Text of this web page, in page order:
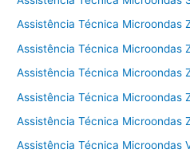
Assistência Técnica Microondas
Assistência Técnica Microondas
Assistência Técnica Microondas
Assistência Técnica Microondas
Assistência Técnica Microondas
Assistência Técnica Microondas